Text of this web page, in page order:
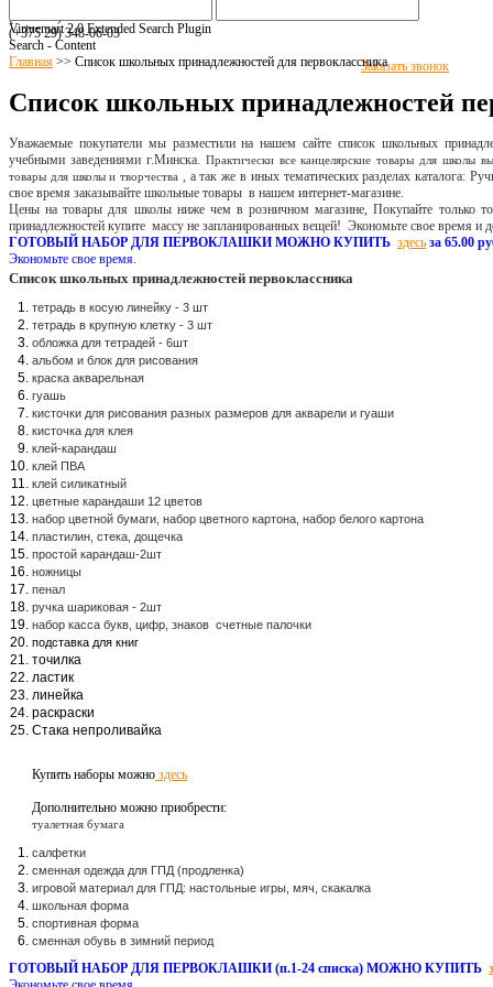
(+375 17) 516-94-82
(+375 29)348-06-03
Заказать звонок
Virtuemart 2.0 Extended Search Plugin
Search - Content
Главная >> Список школьных принадлежностей для первоклассника
Список школьных принадлежностей
Уважаемые покупатели мы разместили на нашем сайте список школьных
учебными заведениями г.Минска. Практически все канцелярские товары для школы
товары для школы и творчества , а так же в иных тематических разделах каталога:
свое время заказывайте школьные товары в нашем интернет-магазине.
Цены на товары для школы ниже чем в розничном магазине, Покупайте только
принадлежностей купите массу не запланированных вещей! Экономьте свое время и
ГОТОВЫЙ НАБОР ДЛЯ ПЕРВОКЛАШКИ МОЖНО КУПИТЬ здесь за 65.00
Экономьте свое время.
Список школьных принадлежностей первоклассника
тетрадь в косую линейку - 3 шт
тетрадь в крупную клетку - 3 шт
обложка для тетрадей - 6шт
альбом и блок для рисования
краска акварельная
гуашь
кисточки для рисования разных размеров для акварели и гуаши
кисточка для клея
клей-карандаш
клей ПВА
клей силикатный
цветные карандаши 12 цветов
набор цветной бумаги, набор цветного картона, набор белого картона
пластилин, стека, дощечка
простой карандаш-2шт
ножницы
пенал
ручка шариковая - 2шт
набор касса букв, цифр, знаков счетные палочки
подставка для книг
точилка
ластик
линейка
раскраски
Стака непроливайка
Купить наборы можно здесь
Дополнительно можно приобрести:
туалетная бумага
салфетки
сменная одежда для ГПД (продленка)
игровой материал для ГПД: настольные игры, мяч, скакалка
школьная форма
спортивная форма
сменная обувь в зимний период
ГОТОВЫЙ НАБОР ДЛЯ ПЕРВОКЛАШКИ (п.1-24 списка) МОЖНО КУПИТЬ